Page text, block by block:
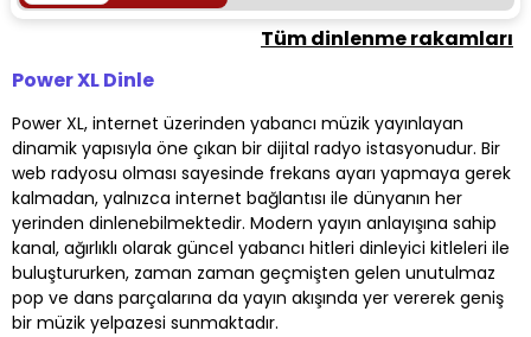
Tüm dinlenme rakamları
Power XL Dinle
Power XL, internet üzerinden yabancı müzik yayınlayan
dinamik yapısıyla öne çıkan bir dijital radyo istasyonudur. Bir
web radyosu olması sayesinde frekans ayarı yapmaya gerek
kalmadan, yalnızca internet bağlantısı ile dünyanın her
yerinden dinlenebilmektedir. Modern yayın anlayışına sahip
kanal, ağırlıklı olarak güncel yabancı hitleri dinleyici kitleleri ile
buluştururken, zaman zaman geçmişten gelen unutulmaz
pop ve dans parçalarına da yayın akışında yer vererek geniş
bir müzik yelpazesi sunmaktadır.